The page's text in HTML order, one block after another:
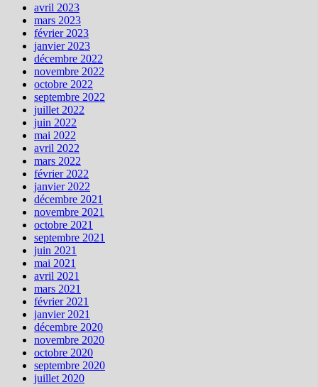
avril 2023
mars 2023
février 2023
janvier 2023
décembre 2022
novembre 2022
octobre 2022
septembre 2022
juillet 2022
juin 2022
mai 2022
avril 2022
mars 2022
février 2022
janvier 2022
décembre 2021
novembre 2021
octobre 2021
septembre 2021
juin 2021
mai 2021
avril 2021
mars 2021
février 2021
janvier 2021
décembre 2020
novembre 2020
octobre 2020
septembre 2020
juillet 2020